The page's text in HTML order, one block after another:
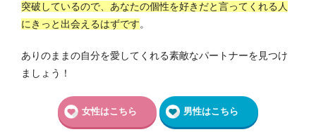
突破しているので、あなたの個性を好きだと言ってくれる人
にきっと出会えるはずです。
ありのままの自分を愛してくれる素敵なパートナーを見つけ
ましょう！
女性はこちら 男性はこちら